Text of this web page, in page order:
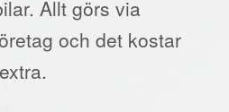
Allt görs via
och det kostar